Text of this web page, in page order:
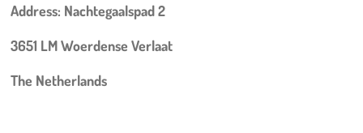
Address: Nachtegaalspad 2
3651 LM Woerdense Verlaat
The Netherlands